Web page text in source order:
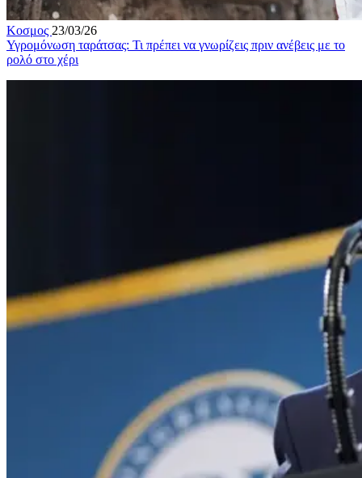
Κοσμος 23/03/26
Υγρομόνωση ταράτσας: Τι πρέπει να γνωρίζεις πριν ανέβεις με το
ρολό στο χέρι